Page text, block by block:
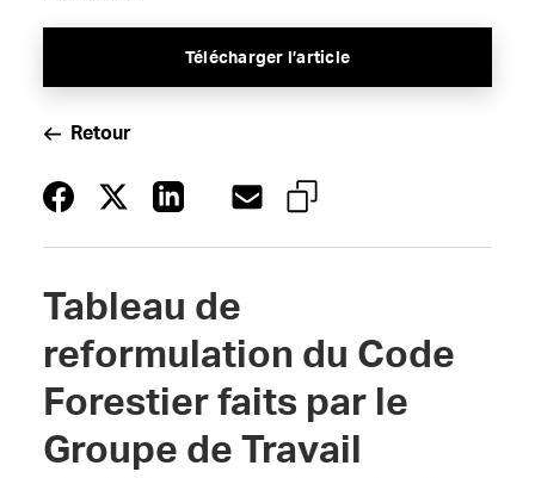
Télécharger l’article
Retour
Tableau de
reformulation du Code
Forestier faits par le
Groupe de Travail